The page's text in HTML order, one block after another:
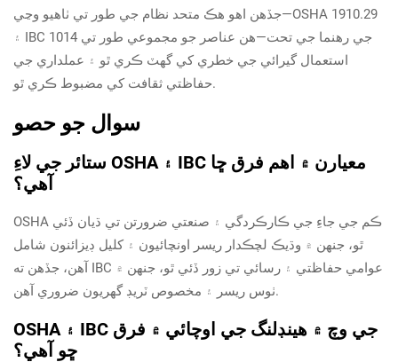
جڏهن اهو هڪ متحد نظام جي طور تي ٺاهيو وڃي—OSHA 1910.29
۽ IBC 1014 جي رهنما جي تحت—هن عناصر جو مجموعي طور تي
استعمال گيرائي جي خطري کي گهٽ ڪري ٿو ۽ عملداري جي
حفاظتي ثقافت کي مضبوط ڪري ٿو.
سوال جو حصو
ستائر جي لاءِ OSHA ۽ IBC معيارن ۾ اهم فرق ڇا
آهي؟
OSHA ڪم جي جاءِ جي ڪارڪردگي ۽ صنعتي ضرورتن تي ڌيان ڏئي
ٿو، جنهن ۾ وڌيڪ لچڪدار ريسر اونچائيون ۽ کليل ڊيزائنون شامل
آهن، جڏهن ته IBC عوامي حفاظتي ۽ رسائي تي زور ڏئي ٿو، جنهن ۾
ٺوس ريسر ۽ مخصوص ٽريڊ گهريون ضروري آهن.
OSHA ۽ IBC جي وچ ۾ ھينڊلنگ جي اوچائي ۾ فرق
ڇو آھي؟